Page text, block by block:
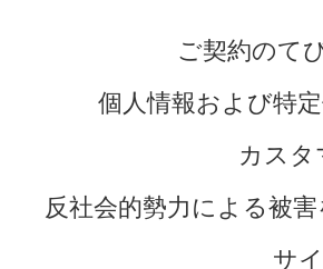
ご契約のて
個人情報および特
カスタ
反社会的勢力による被
サ